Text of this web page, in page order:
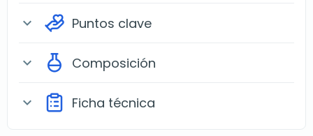
expand_more Puntos clave
expand_more Composición
expand_more Ficha técnica